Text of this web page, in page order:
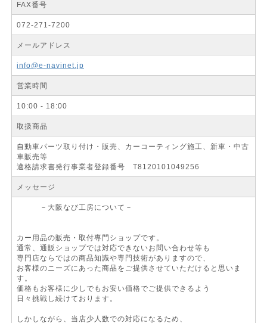
FAX番号
072-271-7200
メールアドレス
info@e-navinet.jp
営業時間
10:00 - 18:00
取扱商品
自動車パーツ取り付け・販売、カーコーティング施工、新車・中古
車販売等
適格請求書発行事業者登録番号 T8120101049256
メッセージ
－大阪なび工房について－
カー用品の販売・取付専門ショップです。
通常、通販ショップでは対応できないお問い合わせ等も
専門店ならではの商品知識や専門技術がありますので、
お客様のニーズにあった商品をご提供させていただけると思いま
す。
価格もお客様に少しでもお安い価格でご提供できるよう
日々挑戦し続けております。
しかしながら、当店少人数での対応になるため、